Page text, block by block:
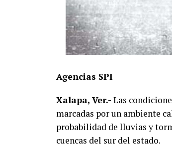
Agencias SPI
Xalapa, Ver.- Las
marcadas por un ambiente
probabilidad de lluvias y
cuencas del sur del estado.